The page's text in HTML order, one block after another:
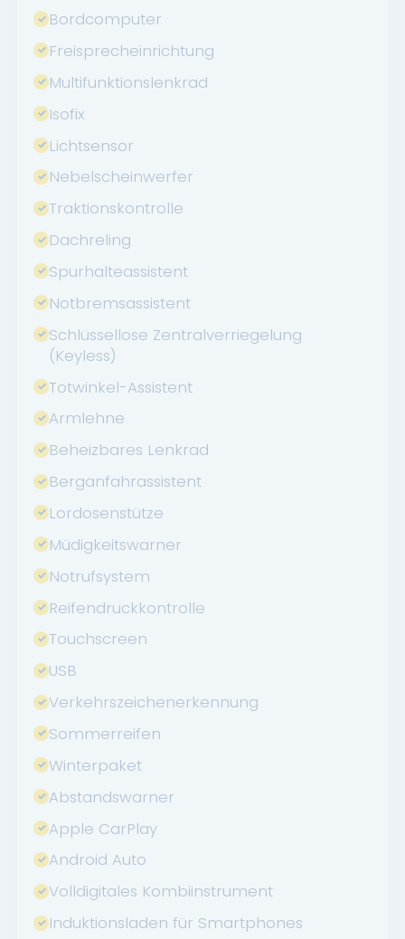
Bordcomputer
Freisprecheinrichtung
Multifunktionslenkrad
Isofix
Lichtsensor
Nebelscheinwerfer
Traktionskontrolle
Dachreling
Spurhalteassistent
Notbremsassistent
Schlüssellose Zentralverriegelung
(Keyless)
Totwinkel-Assistent
Armlehne
Beheizbares Lenkrad
Berganfahrassistent
Lordosenstütze
Müdigkeitswarner
Notrufsystem
Reifendruckkontrolle
Touchscreen
USB
Verkehrszeichenerkennung
Sommerreifen
Winterpaket
Abstandswarner
Apple CarPlay
Android Auto
Volldigitales Kombiinstrument
Induktionsladen für Smartphones